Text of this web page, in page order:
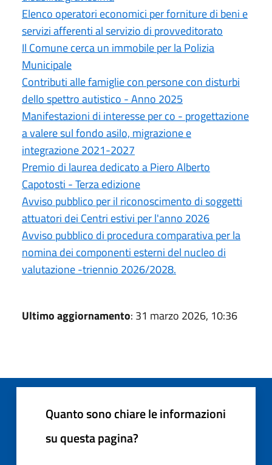
Elenco operatori economici per forniture di beni e
servizi afferenti al servizio di provveditorato
Il Comune cerca un immobile per la Polizia
Municipale
Contributi alle famiglie con persone con disturbi
dello spettro autistico - Anno 2025
Manifestazioni di interesse per co - progettazione
a valere sul fondo asilo, migrazione e
integrazione 2021-2027
Premio di laurea dedicato a Piero Alberto
Capotosti - Terza edizione
Avviso pubblico per il riconoscimento di soggetti
attuatori dei Centri estivi per l'anno 2026
Avviso pubblico di procedura comparativa per la
nomina dei componenti esterni del nucleo di
valutazione -triennio 2026/2028.
Ultimo aggiornamento: 31 marzo 2026, 10:36
Quanto sono chiare le informazioni
su questa pagina?